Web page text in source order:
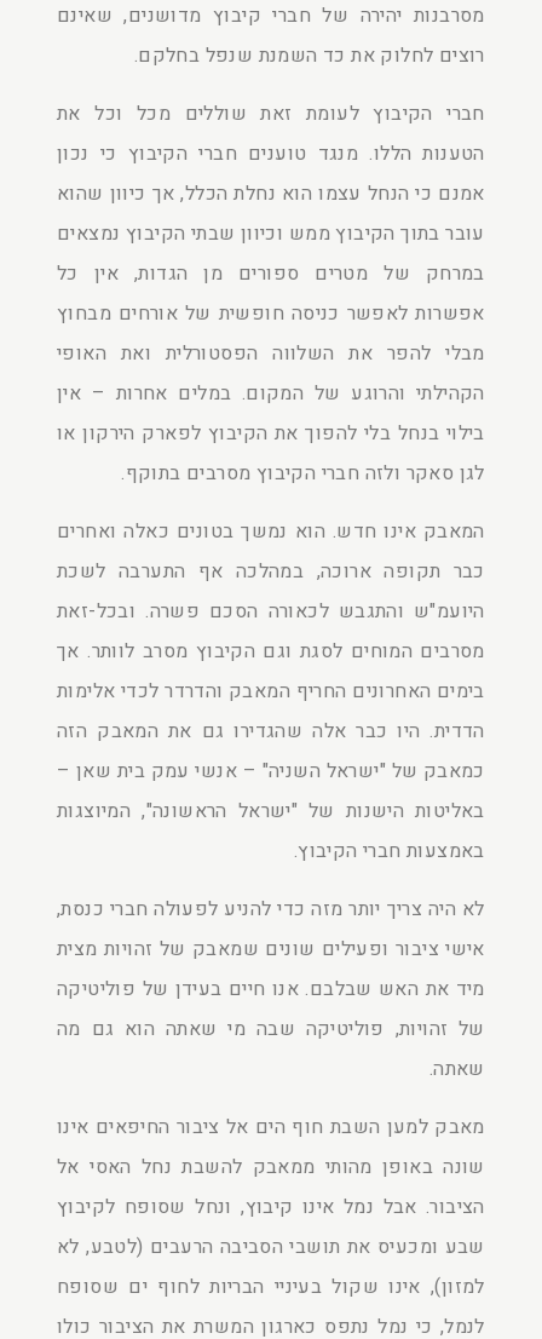
מסרבנות יהירה של חברי קיבוץ מדושנים, שאינם
רוצים לחלוק את כד השמנת שנפל בחלקם.
חברי הקיבוץ לעומת זאת שוללים מכל וכל את
הטענות הללו. מנגד טוענים חברי הקיבוץ כי נכון
אמנם כי הנחל עצמו הוא נחלת הכלל, אך כיוון שהוא
עובר בתוך הקיבוץ ממש וכיוון שבתי הקיבוץ נמצאים
במרחק של מטרים ספורים מן הגדות, אין כל
אפשרות לאפשר כניסה חופשית של אורחים מבחוץ
מבלי להפר את השלווה הפסטורלית ואת האופי
הקהילתי והרוגע של המקום. במלים אחרות – אין
בילוי בנחל בלי להפוך את הקיבוץ לפארק הירקון או
לגן סאקר ולזה חברי הקיבוץ מסרבים בתוקף.
המאבק אינו חדש. הוא נמשך בטונים כאלה ואחרים
כבר תקופה ארוכה, במהלכה אף התערבה לשכת
היועמ"ש והתגבש לכאורה הסכם פשרה. ובכל-זאת
מסרבים המוחים לסגת וגם הקיבוץ מסרב לוותר. אך
בימים האחרונים החריף המאבק והדרדר לכדי אלימות
הדדית. היו כבר אלה שהגדירו גם את המאבק הזה
כמאבק של "ישראל השניה" – אנשי עמק בית שאן –
באליטות הישנות של "ישראל הראשונה", המיוצגות
באמצעות חברי הקיבוץ.
לא היה צריך יותר מזה כדי להניע לפעולה חברי כנסת,
אישי ציבור ופעילים שונים שמאבק של זהויות מצית
מיד את האש שבלבם. אנו חיים בעידן של פוליטיקה
של זהויות, פוליטיקה שבה מי שאתה הוא גם מה
שאתה.
מאבק למען השבת חוף הים אל ציבור החיפאים אינו
שונה באופן מהותי ממאבק להשבת נחל האסי אל
הציבור. אבל נמל אינו קיבוץ, ונחל שסופח לקיבוץ
שבע ומכעיס את תושבי הסביבה הרעבים (לטבע, לא
למזון), אינו שקול בעיניי הבריות לחוף ים שסופח
לנמל, כי נמל נתפס כארגון המשרת את הציבור כולו